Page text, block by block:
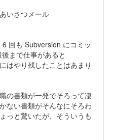
いさつメール
回も Subversion にコミッ
まで仕事があると
はやり残したことはあまり
の書類が一発でそろって凄
ない書類がそんなにそろわ
っと驚いたが、そういうも